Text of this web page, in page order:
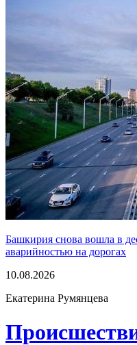
Башкирия снова вошла в
аварийностью на дорогах
10.08.2026
Екатерина Румянцева